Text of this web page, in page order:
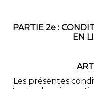
PARTIE 2e :
EN
Les présentes